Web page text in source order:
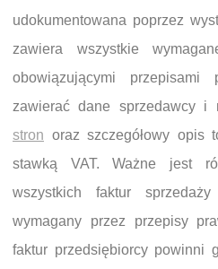
udokumentowana poprzez
zawiera wszystkie
obowiązującymi przepisami
zawierać dane sprzedawcy i
stron oraz szczegółowy opis
stawką VAT. Ważne jest
wszystkich faktur
wymagany przez przepisy
faktur przedsiębiorcy powinni